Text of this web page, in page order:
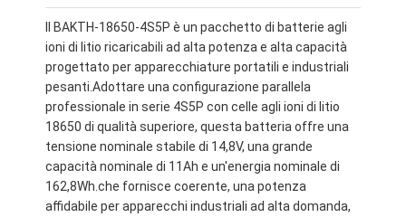
Il BAKTH-18650-4S5P è un pacchetto di batterie agli
ioni di litio ricaricabili ad alta potenza e alta capacità
progettato per apparecchiature portatili e industriali
pesanti.Adottare una configurazione parallela
professionale in serie 4S5P con celle agli ioni di litio
18650 di qualità superiore, questa batteria offre una
tensione nominale stabile di 14,8V, una grande
capacità nominale di 11Ah e un'energia nominale di
162,8Wh.che fornisce coerente, una potenza
affidabile per apparecchi industriali ad alta domanda,